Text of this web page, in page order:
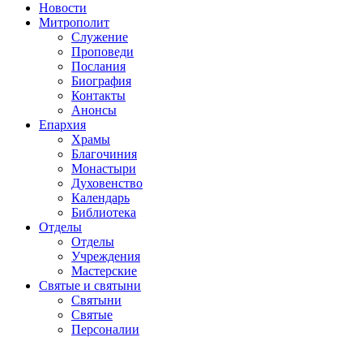
Новости
Митрополит
Служение
Проповеди
Послания
Биография
Контакты
Анонсы
Епархия
Храмы
Благочиния
Монастыри
Духовенство
Календарь
Библиотека
Отделы
Отделы
Учреждения
Мастерские
Святые и святыни
Cвятыни
Cвятые
Персоналии